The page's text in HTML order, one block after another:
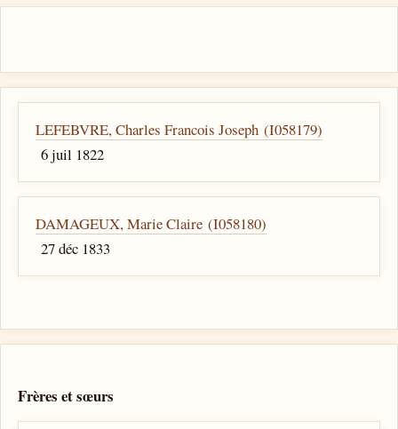
LEFEBVRE, Charles Francois Joseph (I058179)
6 juil 1822
DAMAGEUX, Marie Claire (I058180)
27 déc 1833
Frères et sœurs